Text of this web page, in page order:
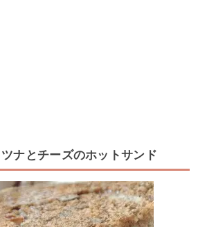
ツナとチーズのホットサンド